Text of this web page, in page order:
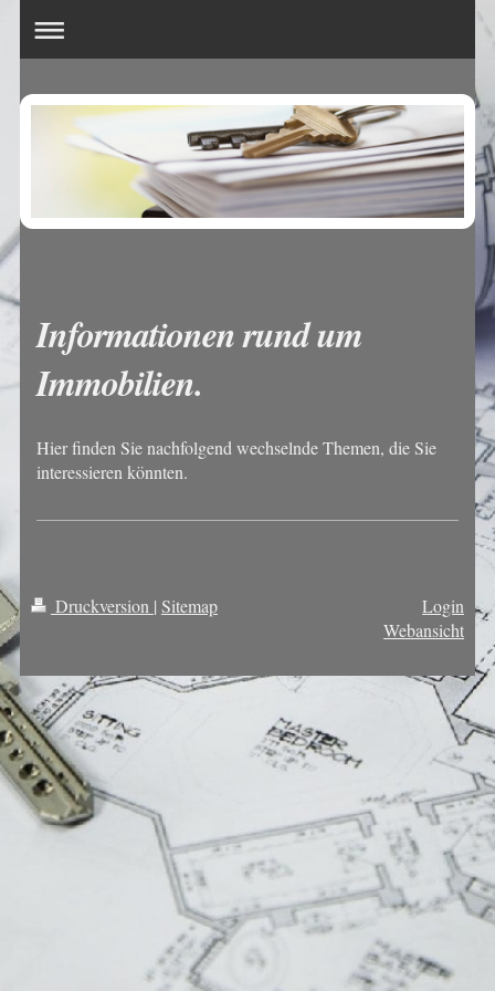
Informationen rund um
Immobilien.
Hier finden Sie nachfolgend wechselnde Themen, die Sie
interessieren könnten.
Druckversion | Sitemap
Login
Webansicht